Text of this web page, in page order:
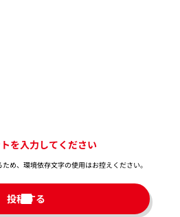
を入力してください
め、環境依存文字の使用はお控えください。​
投稿する